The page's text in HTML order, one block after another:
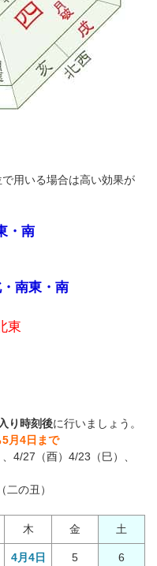
用いる場合は高い効果が
・南
南東・南
東
り時刻後に行いましょう。
月4日まで
4/27（酉）4/23（巳）、
の丑）
木 金 土
4月4日
5
6